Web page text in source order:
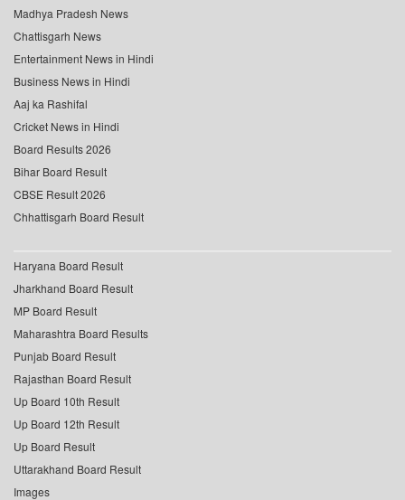
Madhya Pradesh News
Chattisgarh News
Entertainment News in Hindi
Business News in Hindi
Aaj ka Rashifal
Cricket News in Hindi
Board Results 2026
Bihar Board Result
CBSE Result 2026
Chhattisgarh Board Result
Haryana Board Result
Jharkhand Board Result
MP Board Result
Maharashtra Board Results
Punjab Board Result
Rajasthan Board Result
Up Board 10th Result
Up Board 12th Result
Up Board Result
Uttarakhand Board Result
Images